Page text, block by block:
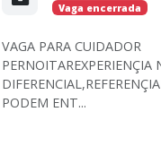
Vaga encerrada
VAGA PARA CUIDADOR
PERNOITAREXPERIENÇIA
PODEM ENT...